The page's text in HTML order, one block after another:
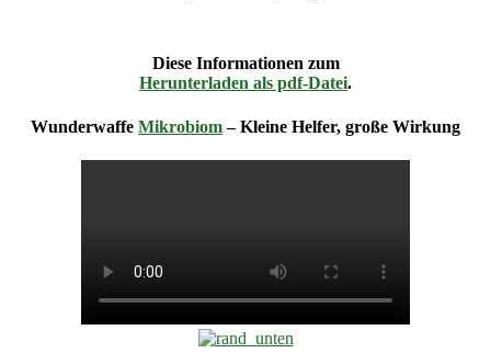
Diese Informationen zum
Herunterladen als pdf-Datei.
Wunderwaffe Mikrobiom– Kleine Helfer, große Wirkung